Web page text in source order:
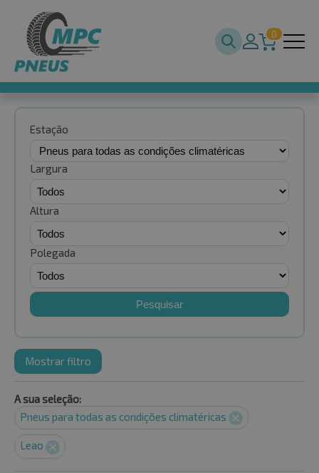
0
Estação
Largura
Altura
Polegada
Pesquisar
Mostrar filtro
A sua seleção:
Pneus para todas as condições climatéricas
Leao